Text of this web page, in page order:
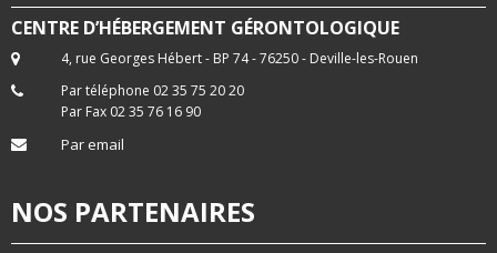
CENTRE D’HÉBERGEMENT GÉRONTOLOGIQUE
4, rue Georges Hébert - BP 74 - 76250 - Deville-les-Rouen
Par téléphone 02 35 75 20 20
Par Fax 02 35 76 16 90
Par email
NOS PARTENAIRES